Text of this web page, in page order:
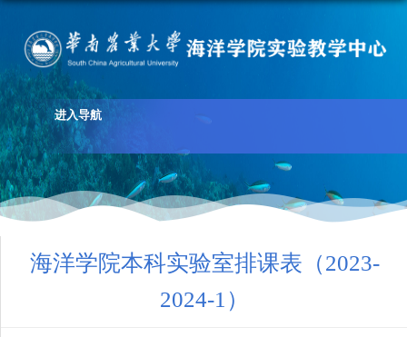
进入导航
海洋学院本科实验室排课表（2023-
2024-1）